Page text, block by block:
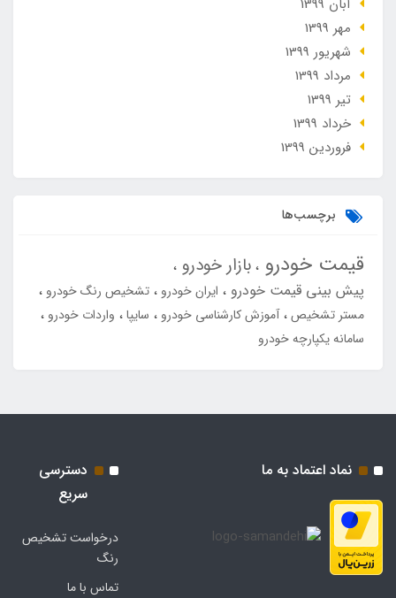
مهر 1399
شهریور 1399
مرداد 1399
تير 1399
خرداد 1399
فروردین 1399
برچسب‌ها
قیمت خودرو بازار خودرو
پیش بینی قیمت خودرو ایران خودرو
تشخیص رنگ خودرو
مستر تشخیص آموزش کارشناسی خودرو سایپا
واردات خودرو
سامانه یکپارچه خودرو
نماد اعتماد به ما
دسترسی
سریع
درخواست تشخیص
رنگ
تماس با ما